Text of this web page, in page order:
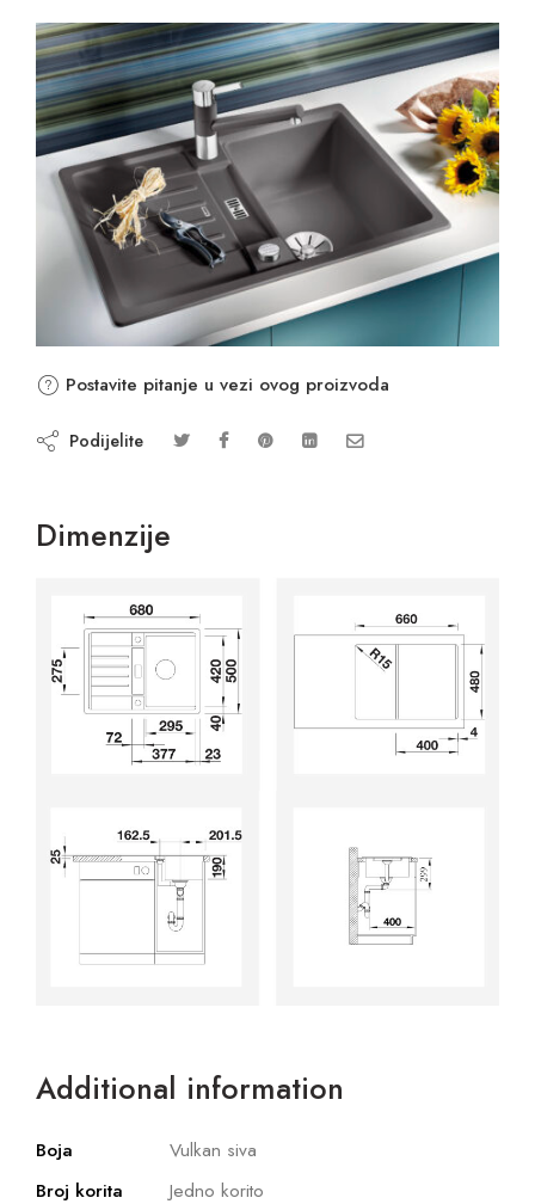
Postavite pitanje u vezi ovog proizvoda
Podijelite
Dimenzije
Additional information
Boja
Vulkan siva
Broj korita
Jedno korito